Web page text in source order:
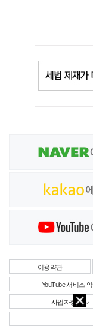
이용약관
YouTube 서비스
사업자정보